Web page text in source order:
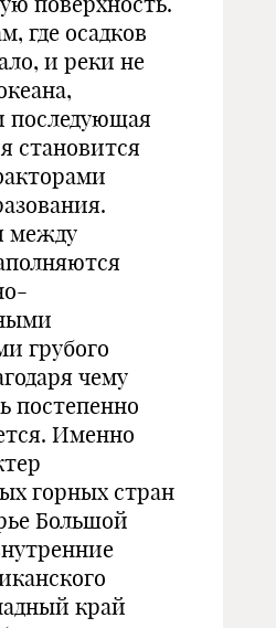
где осадков
и реки не
последующая
становится
между
грубого
чему
постепенно
Именно
горных стран
Большой
край